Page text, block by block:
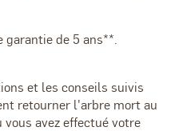
garantie de 5 ans**.
et les conseils suivis
retourner l'arbre mort au
avez effectué votre